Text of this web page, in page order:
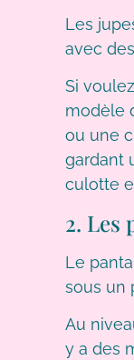
Les
avec
Si
modèle
ou une
gardant
culotte
2. Les
Le
sous un
Au
y a des